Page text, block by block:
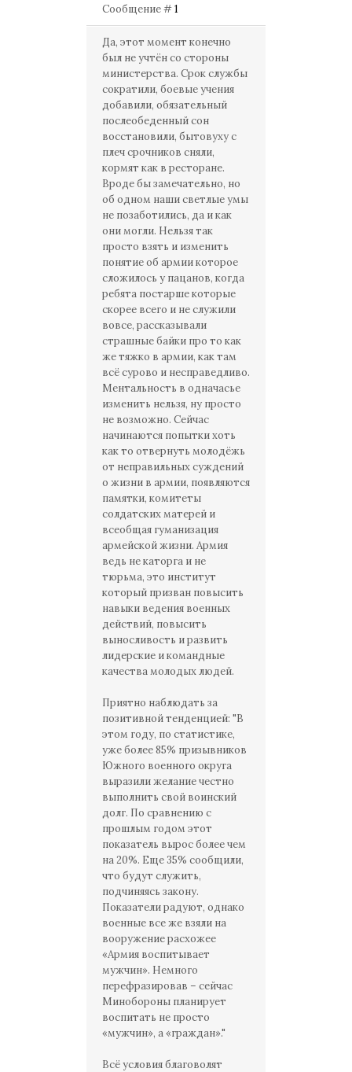
Сообщение #1
Да, этот момент конечно
был не учтён со стороны
министерства. Срок службы
сократили, боевые учения
добавили, обязательный
послеобеденный сон
восстановили, бытовуху с
плеч срочников сняли,
кормят как в ресторане.
Вроде бы замечательно, но
об одном наши светлые умы
не позаботились, да и как
они могли. Нельзя так
просто взять и изменить
понятие об армии которое
сложилось у пацанов, когда
ребята постарше которые
скорее всего и не служили
вовсе, рассказывали
страшные байки про то как
же тяжко в армии, как там
всё сурово и несправедливо.
Ментальность в одначасье
изменить нельзя, ну просто
не возможно. Сейчас
начинаются попытки хоть
как то отвернуть молодёжь
от неправильных суждений
о жизни в армии, появляются
памятки, комитеты
солдатских матерей и
всеобщая гуманизация
армейской жизни. Армия
ведь не каторга и не
тюрьма, это институт
который призван повысить
навыки ведения военных
действий, повысить
выносливость и развить
лидерские и командные
качества молодых людей.
Приятно наблюдать за
позитивной тенденцией: "В
этом году, по статистике,
уже более 85% призывников
Южного военного округа
выразили желание честно
выполнить свой воинский
долг. По сравнению с
прошлым годом этот
показатель вырос более чем
на 20%. Еще 35% сообщили,
что будут служить,
подчиняясь закону.
Показатели радуют, однако
военные все же взяли на
вооружение расхожее
«Армия воспитывает
мужчин». Немного
перефразировав – сейчас
Минобороны планирует
воспитать не просто
«мужчин», а «граждан»."
Всё условия благоволят